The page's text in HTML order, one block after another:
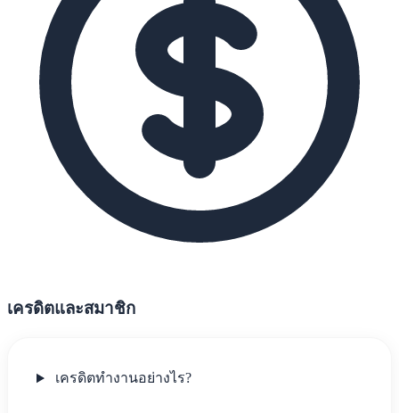
เครดิตและสมาชิก
เครดิตทำงานอย่างไร?